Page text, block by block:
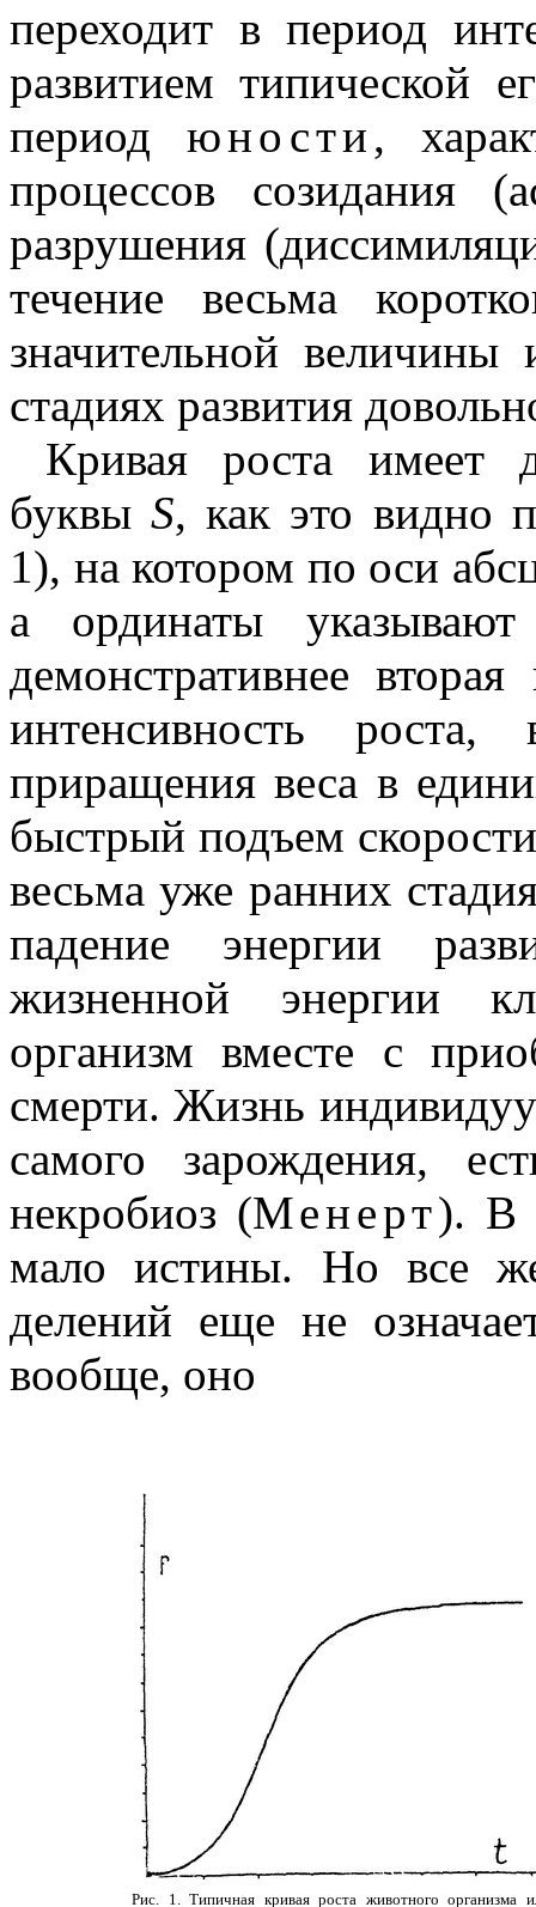
переходит в период
развитием
период юности,
процессов созидания
разрушения
течение весьма
значительной
стадиях развития
Кривая роста имеет
буквыS, как это видно
1), на котором по оси
а ординаты
демонстративнее
интенсивность
приращения веса в
быстрый подъем
весьма уже ранних
падение энергии
жизненной энергии
организм вместе с
смерти. Жизнь
самого зарождения,
некробиоз (Менерт). В
мало истины. Но все
делений еще не
вообще, оно
Рис. 1. Типичная кривая роста животного организма